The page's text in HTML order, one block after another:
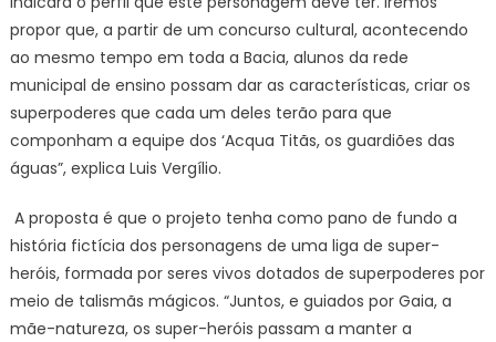
propor que, a partir de um concurso cultural, acontecendo
ao mesmo tempo em toda a Bacia, alunos da rede
municipal de ensino possam dar as características, criar os
superpoderes que cada um deles terão para que
componham a equipe dos ‘Acqua Titãs, os guardiões das
águas”, explica Luis Vergílio.
A proposta é que o projeto tenha como pano de fundo a
história fictícia dos personagens de uma liga de super-
heróis, formada por seres vivos dotados de superpoderes por
meio de talismãs mágicos. “Juntos, e guiados por Gaia, a
mãe-natureza, os super-heróis passam a manter a